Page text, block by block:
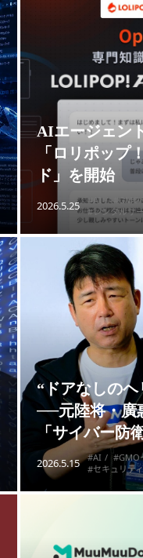
AIエージェン
「ロリポップ
ド」を開始
2026.5.25 #AI
#GMO
#レンタルサ
“ドアなしの
──元陸将・廣
「サイバー防衛
2026.5.15 #AI #GMO
#セキュリティ